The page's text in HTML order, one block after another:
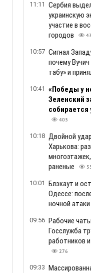
11:11 Сербия
украинскую
участие в
городов
10:57 Сигнал
почему
табу» и
10:41 «Победы у
Зеленский
собирается
403
10:18 Двойной
Харькова:
раненые
10:01 Блэкаут и
Одессе:
ночной
09:56 Рабочие
Госслужба
работников
276
09:33